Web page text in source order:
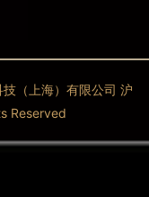
（上海）有限公司 沪
Reserved